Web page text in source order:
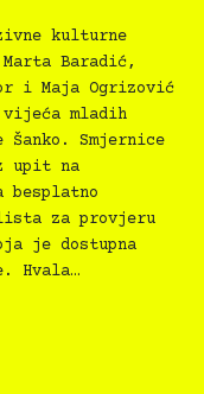
kulturne
Baradić,
i Maja Ogrizović
mladih
Smjernice
upit na
besplatno
za provjeru
je dostupna
Hvala…